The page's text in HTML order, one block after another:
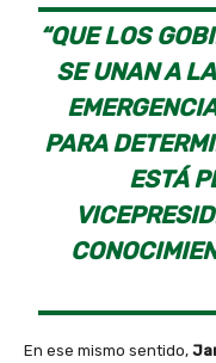
“QUE LOS
SE UNAN A
PARA
ESTÁ
En ese mismo sentido,